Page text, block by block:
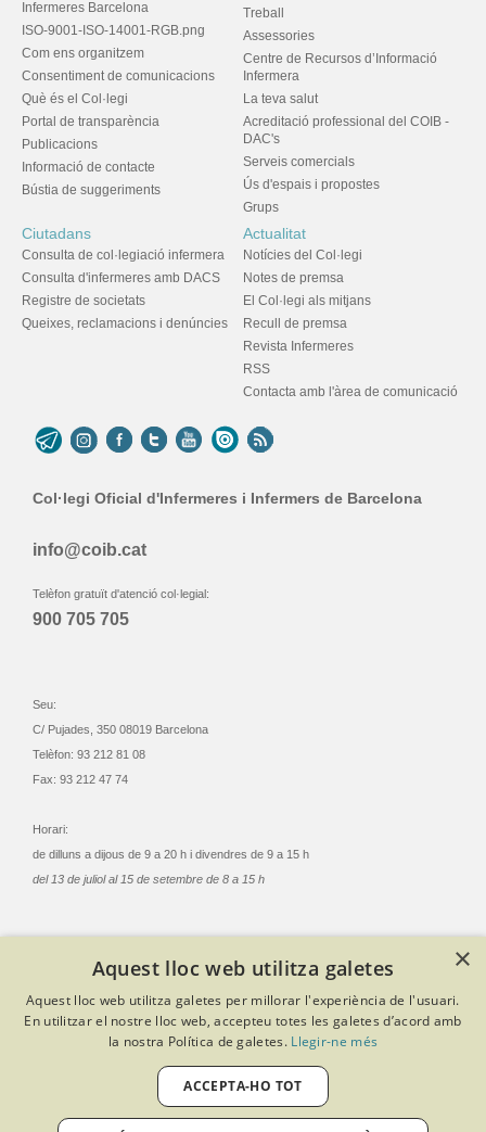
Infermeres Barcelona
ISO-9001-ISO-14001-RGB.png
Com ens organitzem
Consentiment de comunicacions
Què és el Col·legi
Portal de transparència
Publicacions
Informació de contacte
Bústia de suggeriments
Treball
Assessories
Centre de Recursos d’Informació
Infermera
La teva salut
Acreditació professional del COIB -
DAC's
Serveis comercials
Ús d'espais i propostes
Grups
Ciutadans
Consulta de col·legiació infermera
Consulta d'infermeres amb DACS
Registre de societats
Queixes, reclamacions i denúncies
Actualitat
Notícies del Col·legi
Notes de premsa
El Col·legi als mitjans
Recull de premsa
Revista Infermeres
RSS
Contacta amb l'àrea de comunicació
Col·legi Oficial d'Infermeres i Infermers de Barcelona
info@coib.cat
Telèfon gratuït d'atenció col·legial:
900 705 705
Seu:
C/ Pujades, 350 08019 Barcelona
Telèfon: 93 212 81 08
Fax: 93 212 47 74
Horari:
de dilluns a dijous de 9 a 20 h i divendres de 9 a 15 h
del 13 de juliol al 15 de setembre de 8 a 15 h
© Col·legi Oficial Infermeres i Infermers de Barcelona
Criteris de privacitat
Política de cookies
Avís legal
Política de protecció de dades
Política de qualitat
Desenvolupat amb Softeng Portal Builder
×
Aquest lloc web utilitza galetes
Aquest lloc web utilitza galetes per millorar l'experiència de l'usuari.
En utilitzar el nostre lloc web, accepteu totes les galetes d’acord amb
la nostra Política de galetes. Llegir-ne més
ACCEPTA-HO TOT